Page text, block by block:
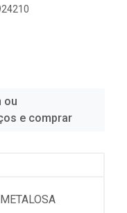
ou
e comprar